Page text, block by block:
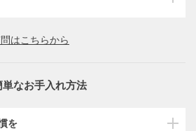
はこちらから
単なお手入れ方法
を